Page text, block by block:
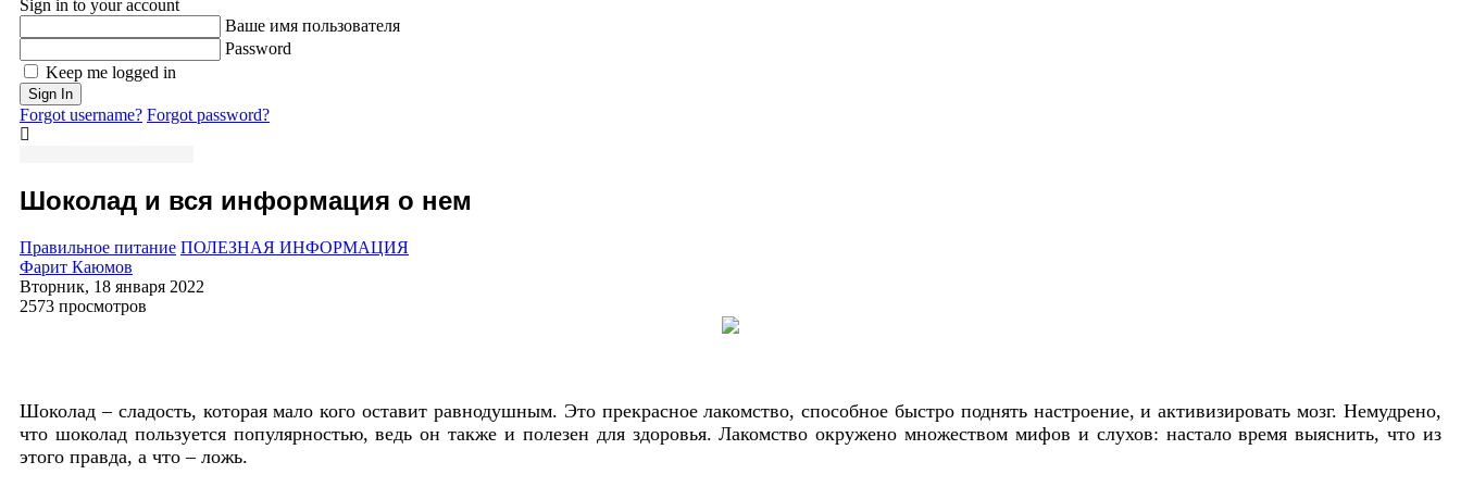
Sign in to your account
Ваше имя пользователя
Password
Keep me logged in
Sign In
Forgot username? Forgot password?
Шоколад и вся информация о нем
Правильное питание ПОЛЕЗНАЯ ИНФОРМАЦИЯ
Фарит Каюмов
Вторник, 18 января 2022
2573 просмотров
Шоколад – сладость, которая мало кого оставит равнодушным. Это прекрасное лакомство, способное быстро поднять настроение, и активизировать мозг. Немудрено,
что шоколад пользуется популярностью, ведь он также и полезен для здоровья. Лакомство окружено множеством мифов и слухов: настало время выяснить, что из
этого правда, а что – ложь.